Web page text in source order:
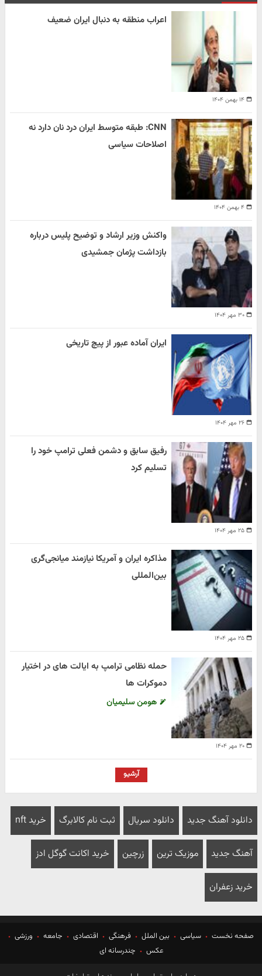
۱۴ بهمن ۱۴۰۴
اعراب منطقه به دنبال ایران ضعیف
۴ بهمن ۱۴۰۴
CNN: طبقه متوسط ایران درد نان دارد نه
اصلاحات سیاسی
۳۰ مهر ۱۴۰۴
واکنش وزیر ارشاد و توضیح پلیس درباره
بازداشت پژمان جمشیدی
۲۶ مهر ۱۴۰۴
ایران آماده عبور از پیچ تاریخی
۲۵ مهر ۱۴۰۴
رفیق سابق و دشمن فعلی ترامپ خود را
تسلیم کرد
۲۵ مهر ۱۴۰۴
مذاکره ایران و آمریکا نیازمند میانجی‌گری
بین‌المللی
۲۰ مهر ۱۴۰۴
حمله نظامی ترامپ به ایالت های در اختیار
دموکرات ها
هومن سلیمیان
آرشیو
دانلود آهنگ جدید دانلود سریال ثبت نام کالابرگ خرید nft
آهنگ جدید موزیک ترین زرچین خرید اکانت گوگل ادز
خرید زعفران
صفحه نخست سیاسی بین الملل فرهنگی اقتصادی جامعه
ورزشی
عکس
چندرسانه ای